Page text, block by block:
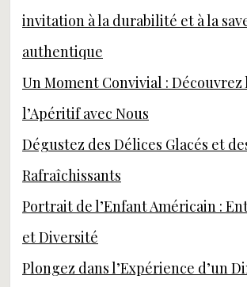
invitation à la durabilité et à la
authentique
Un Moment Convivial : Découvrez
l’Apéritif avec Nous
Dégustez des Délices Glacés et
Rafraîchissants
Portrait de l’Enfant Américain :
et Diversité
Plongez dans l’Expérience d’un